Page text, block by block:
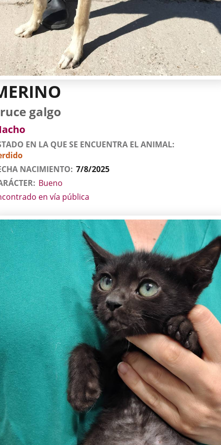
galgo
EN LA QUE SE ENCUENTRA EL ANIMAL
NACIMIENTO 7/8/2025
Bueno
en vía pública